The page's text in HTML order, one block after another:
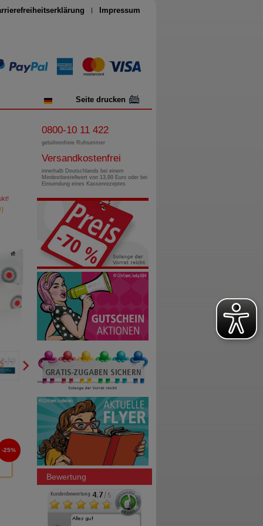
Impressum
Seite drucken
25%
0800-10 11 422
gebührenfreie Rufnummer
Versandkostenfrei
innerhalb Deutschlands bei einem
Mindestbestellwert von 13,99 Euro oder bei
Einsendung eines Kassenrezeptes
Bewertung